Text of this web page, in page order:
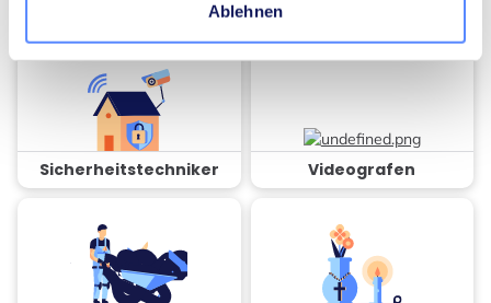
Ablehnen
Sicherheitstechniker Videografen